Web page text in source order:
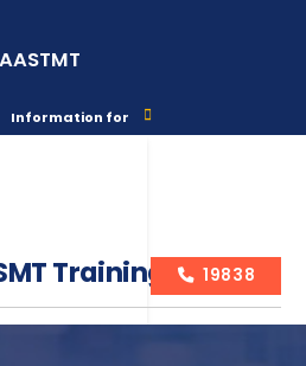
AASTMT
Information for
Training Courses
19838